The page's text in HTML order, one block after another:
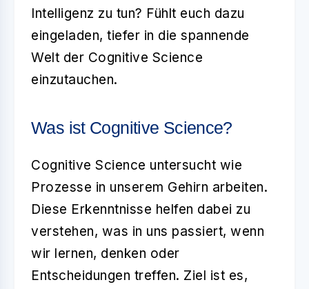
Intelligenz zu tun? Fühlt euch dazu
eingeladen, tiefer in die spannende
Welt der Cognitive Science
einzutauchen.
Was ist Cognitive Science?
Cognitive Science untersucht wie
Prozesse in unserem Gehirn arbeiten.
Diese Erkenntnisse helfen dabei zu
verstehen, was in uns passiert, wenn
wir lernen, denken oder
Entscheidungen treffen. Ziel ist es,